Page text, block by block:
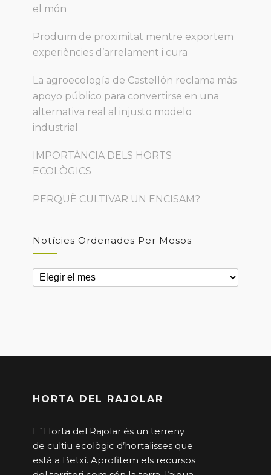
el món
Produïm de proximitat mentre exportem
experiències d’arrelament i cura
La agroecología de Castellón reclama más
apoyo público para convertirse en una
alternativa real al injusto modelo
industrial
IMPORTÀNCIA DELS HORTS
ECOLÒGICS
PERQUÈ CULTIVAR UN ENCISAM?
Notícies Ordenades Per Mesos
Notícies
ordenades
HORTA DEL RAJOLAR
L´Horta del Rajolar és un terreny
de cultiu ecològic d’hortalisses que
està a Betxí. Aprofitem els recursos